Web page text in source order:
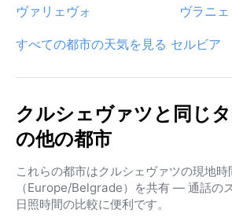
ヴァリェヴォ
ヴラニェ
すべての都市の天気を見る セルビア
クルシェヴァツと同じ
の他の都市
これらの都市はクルシェヴァツの現地時
（Europe/Belgrade）を共有 — 通話の
日照時間の比較に便利です。